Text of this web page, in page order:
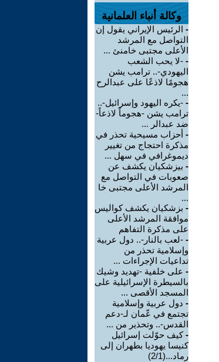
وكالة أنباء العلمانية
- الرئيس الإيراني يقول إن
التواصل مع المرشد
الأعلى مجتبى خامنئ ...
- -لا يحب الشعب
اليهودي-.. ترامب يشن
هجومًا لاذعًا على عبدالرح
...
- -يكره اليهود وإسرائيل-..
ترامب يشن -هجوماً لاذعاً-
ضد عبدالر ...
- أحزاب مسيحية تحذر في
مذكرة احتجاج من تغيير
ديموغرافي في سهل ...
- بيزشكيان يكشف عن
صعوبات في التواصل مع
المرشد الأعلى مجتبى خا
...
- بزشكيان يكشف كواليس
موافقة المرشد الأعلى
على مذكرة التفاهم
- -لعب بالنار-.. دول عربية
وإسلامية تحذر من
تداعيات الإجراءات ...
- على خلفية -تهديد وشيك
بالسيطرة الإسرائيلية على
المسجد الأقصى ...
- دول عربية وإسلامية
تجتمع في عّمان لـ-دعم
القدس-.. وتحذير من ...
-كيف حوّلت إسرائيل
كنيسا يهوديا بطهران إلى
رماد...(2/1)